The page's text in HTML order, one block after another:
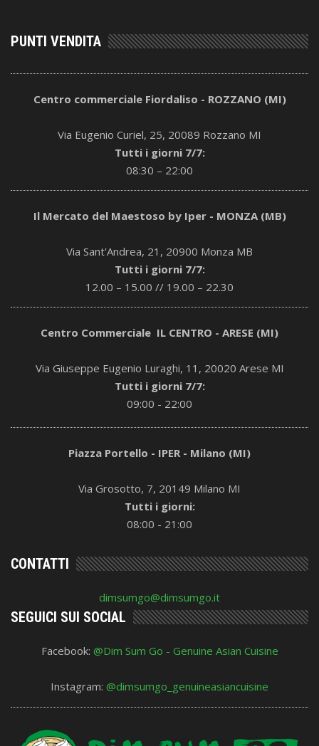
PUNTI VENDITA
Centro commerciale Fiordaliso - ROZZANO (MI)
Via Eugenio Curiel, 25, 20089 Rozzano MI
Tutti i giorni 7/7:
08:30 – 22:00
Il Mercato del Maestoso by Iper - MONZA (MB)
Via Sant'Andrea, 21, 20900 Monza MB
Tutti i giorni 7/7:
12.00 – 15.00 // 19.00 – 22.30
Centro Commerciale IL CENTRO - ARESE (MI)
Via Giuseppe Eugenio Luraghi, 11, 20020 Arese MI
Tutti i giorni 7/7:
09:00 - 22:00
Piazza Portello - IPER - Milano (MI)
Via Grosotto, 7, 20149 Milano MI
Tutti i giorni:
08:00 - 21:00
CONTATTI
dimsumgo@dimsumgo.it
SEGUICI SUI SOCIAL
Facebook: @Dim Sum Go - Genuine Asian Cuisine
Instagram: @dimsumgo_genuineasiancuisine